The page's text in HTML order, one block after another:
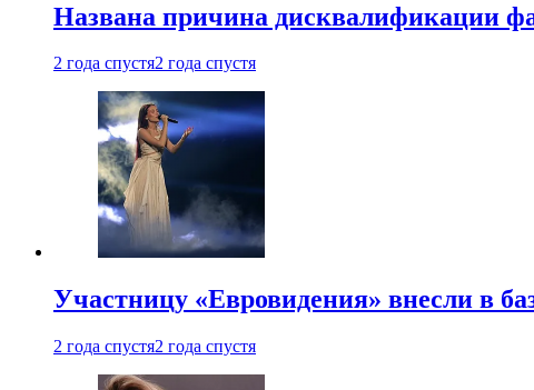
Названа причина дисквалификации
2 года спустя2 года спустя
Участницу «Евровидения» внесли в
2 года спустя2 года спустя